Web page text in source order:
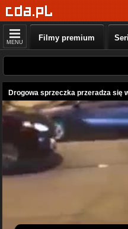
MENU Filmy premium
Drogowa sprzeczka przeradza się